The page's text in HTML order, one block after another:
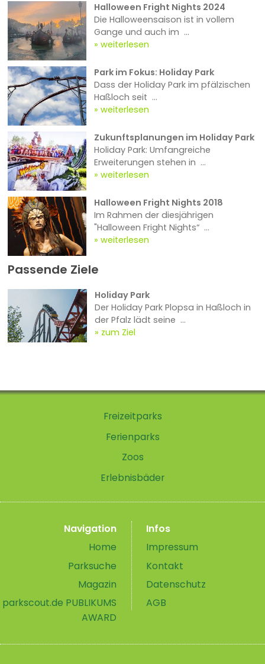
Halloween Fright Nights 2024
Die Halloweensaison ist in vollem
Gange und auch im ...
weiterlesen
Park im Fokus: Holiday Park
Dass der Holiday Park im pfälzischen
Haßloch seit ...
weiterlesen
Zukunftsplanungen im Holiday Park
Holiday Park: Umfangreiche
Erweiterungen stehen in ...
weiterlesen
Halloween Fright Nights 2018
Im Rahmen der diesjährigen
"Halloween Fright Nights“ ...
weiterlesen
Passende Ziele
Holiday Park
Der Holiday Park Plopsa in Haßloch in
der Pfalz lädt seine ...
zum Ziel
Freizeitparks
Ferienparks
Zoos
Erlebnisbäder
Navigation
Home
Parksuche
Magazin
parkscout.de PUBLIKUMS
AWARD
Infos
Impressum
Kontakt
Datenschutz
AGB